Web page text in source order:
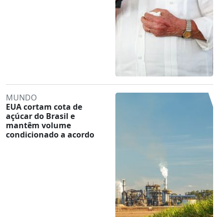
MUNDO
EUA cortam cota de
açúcar do Brasil e
mantêm volume
condicionado a acordo